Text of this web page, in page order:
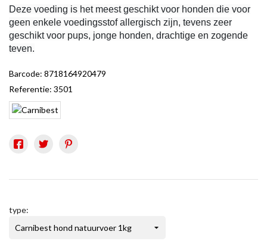
Deze voeding is het meest geschikt voor honden die voor
geen enkele voedingsstof allergisch zijn, tevens zeer
geschikt voor pups, jonge honden, drachtige en zogende
teven.
Barcode: 8718164920479
Referentie: 3501
type: